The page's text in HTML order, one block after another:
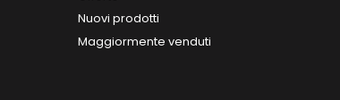
Nuovi prodotti
Maggiormente venduti